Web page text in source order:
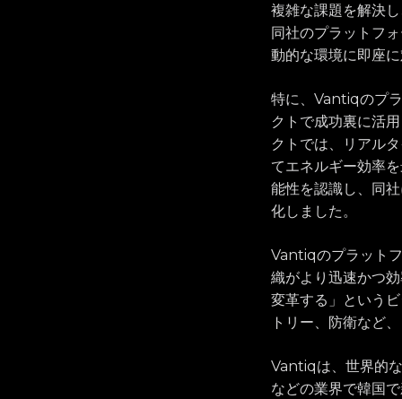
複雑な課題を解決
同社のプラットフ
動的な環境に即座
特に、Vantiqのプ
クトで成功裏に活
クトでは、リアル
てエネルギー効率
能性を認識し、同
化しました。
Vantiqのプラット
織がより迅速かつ
変革する」という
トリー、防衛など
Vantiqは、世界的
などの業界で韓国